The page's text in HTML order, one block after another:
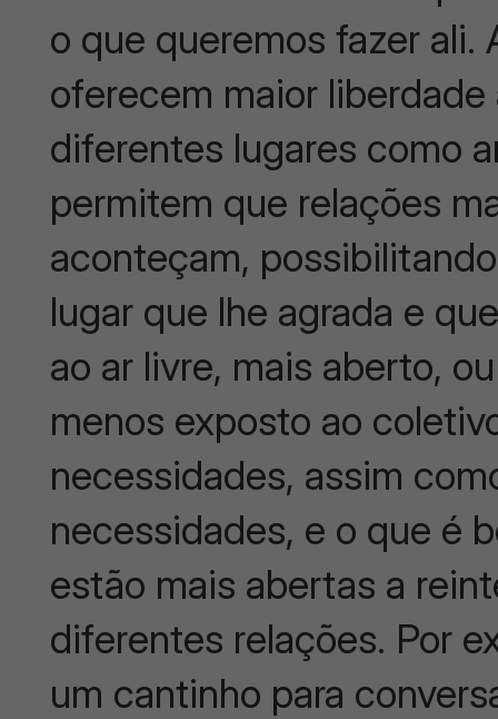
o que queremos fazer
oferecem maior
diferentes lugares como
permitem que relações
aconteçam,
lugar que lhe agrada e
ao ar livre, mais aberto,
menos exposto ao
necessidades, assim
necessidades, e o que é
estão mais abertas a
diferentes relações. Por
um cantinho para